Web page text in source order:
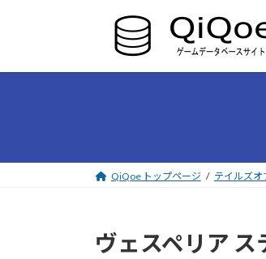
ツ
シ
QiQoe トップページ テイルズオ
ヴェスペリア